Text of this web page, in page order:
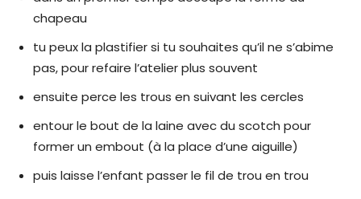
s
e
o
u
e
chapeau
tu peux la plastifier si tu souhaites qu’il ne s’abime
pas, pour refaire l’atelier plus souvent
ensuite perce les trous en suivant les cercles
entour le bout de la laine avec du scotch pour
former un embout (à la place d’une aiguille)
puis laisse l’enfant passer le fil de trou en trou